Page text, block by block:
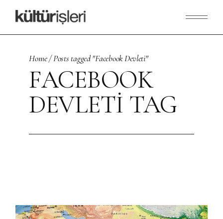
content
Home Posts tagged "Facebook Devleti"
FACEBOOK
DEVLETI TAG